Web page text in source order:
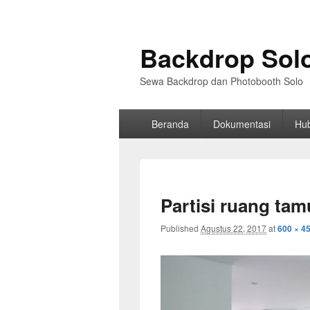
Backdrop
Sewa Backdrop dan Photobooth Solo
Beranda Dokumentasi
Partisi ruang
Published Agustus 22, 2017at600 ×